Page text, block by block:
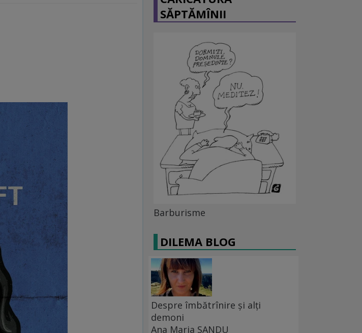
SĂPTĂMÎNII
Barburisme
DILEMA BLOG
Despre îmbătrînire și alți
demoni
Ana Maria SANDU